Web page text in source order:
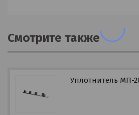
Смотрите также
Уплотнитель МП-